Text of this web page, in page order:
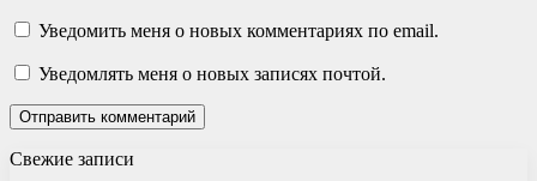
Уведомить меня о новых комментариях по email.
Уведомлять меня о новых записях почтой.
Свежие записи